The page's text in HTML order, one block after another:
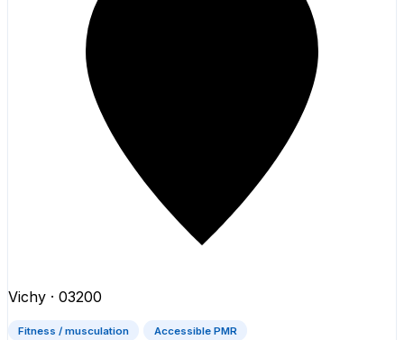
Vichy · 03200
Fitness / musculation Accessible PMR